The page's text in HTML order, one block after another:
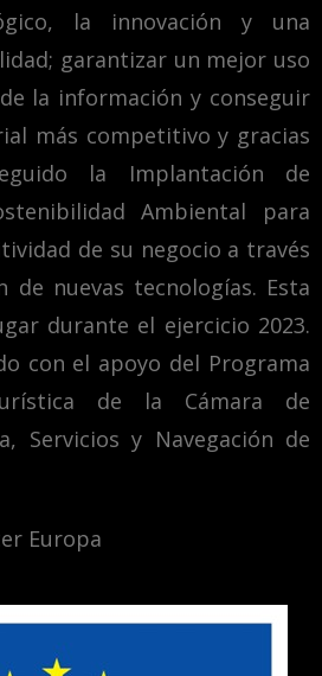
la innovación y una
garantizar un mejor uso
la información y conseguir
más competitivo y gracias
la Implantación de
Ambiental para
de su negocio a través
de nuevas tecnologías. Esta
durante el ejercicio 2023.
con el apoyo del Programa
de la Cámara de
Servicios y Navegación de
Europa